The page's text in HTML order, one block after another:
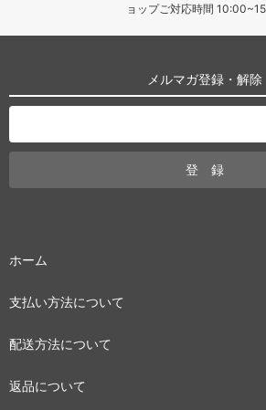
ョップご対応時間
メルマガ登録・解除
ホーム
支払い方法について
配送方法について
返品について